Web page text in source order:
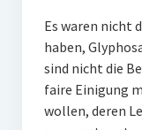
Es waren nicht
haben,
sind nicht die
faire Einigung
wollen, deren